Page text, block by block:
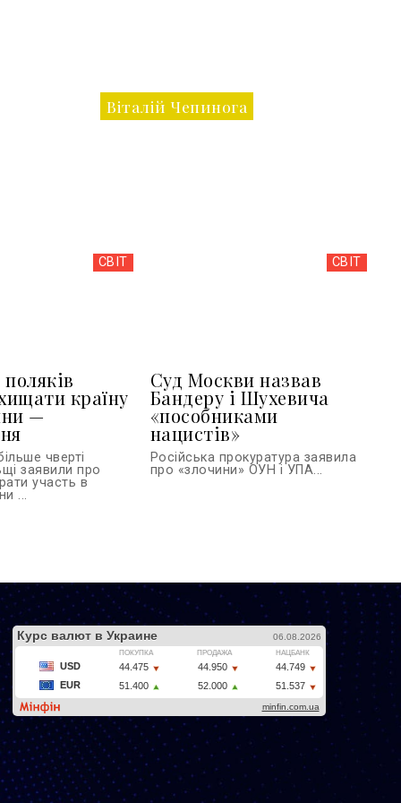
Віталій Чепинога
СВІТ
країну
—
чверті
заявили про
участь в
...
СВІТ
Суд Москви назвав
Бандеру і Шухевича
«пособниками
нацистів»
Російська прокуратура заявила
про «злочини» ОУН і УПА...